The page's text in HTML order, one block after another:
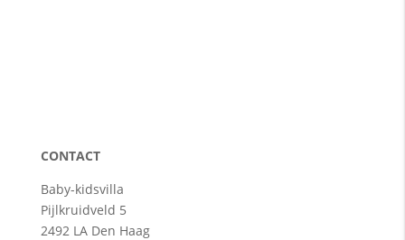
CONTACT
Baby-kidsvilla
Pijlkruidveld 5
2492 LA Den Haag